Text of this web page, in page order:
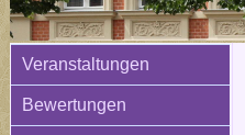
Veranstaltungen
Bewertungen